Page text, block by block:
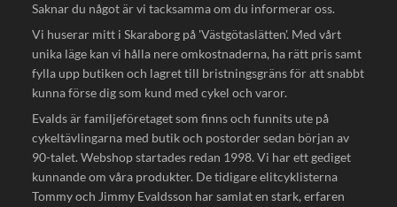
Saknar du något är vi tacksamma om du informerar oss.
Vi huserar mitt i Skaraborg på 'Västgötaslätten'. Med vårt
unika läge kan vi hålla nere omkostnaderna, ha rätt pris samt
fylla upp butiken och lagret till bristningsgräns för att snabbt
kunna förse dig som kund med cykel och varor.
Evalds är familjeföretaget som finns och funnits ute på
cykeltävlingarna med butik och postorder sedan början av
90-talet. Webshop startades redan 1998. Vi har ett gediget
kunnande om våra produkter. De tidigare elitcyklisterna
Tommy och Jimmy Evaldsson har samlat en stark, erfaren